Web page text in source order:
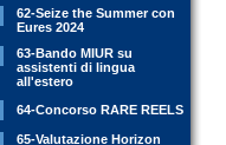
62-Seize the Summer con
Eures 2024
63-Bando MIUR su
assistenti di lingua
all'estero
64-Concorso RARE REELS
65-Valutazione Horizon